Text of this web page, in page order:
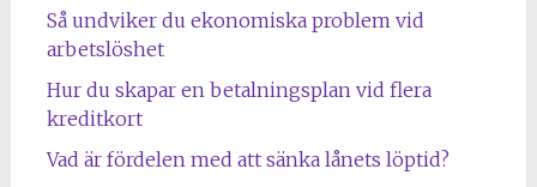
Så undviker du ekonomiska problem vid
arbetslöshet
Hur du skapar en betalningsplan vid flera
kreditkort
Vad är fördelen med att sänka lånets löptid?